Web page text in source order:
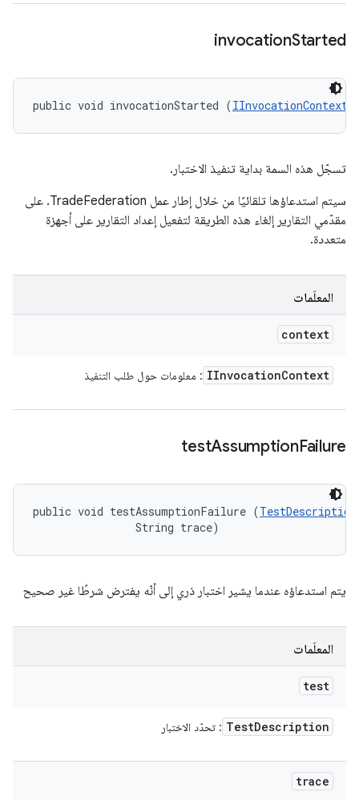
invocationStarted
public void invocationStarted (IInvocationContext
تسجّل هذه السمة بداية تنفيذ الاختبار.
سيتم استدعاؤها تلقائيًا من خلال إطار عمل TradeFederation. على
مقدّمي التقارير إلغاء هذه الطريقة لتفعيل إعداد التقارير على أجهزة
متعددة.
المعلَمات
context
IInvocationContext : معلومات حول طلب التنفيذ
testAssumptionFailure
public void testAssumptionFailure (TestDescription
                String trace)
يتم استدعاؤه عندما يشير اختبار ذري إلى أنّه يفترض شرطًا غير صحيح
المعلَمات
test
TestDescription : تحدّد الاختبار
trace